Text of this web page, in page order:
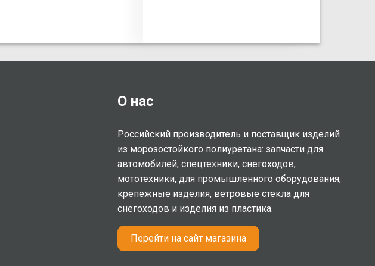
О нас
Российский производитель и поставщик изделий
из морозостойкого полиуретана: запчасти для
автомобилей, спецтехники, снегоходов,
мототехники, для промышленного оборудования,
крепежные изделия, ветровые стекла для
снегоходов и изделия из пластика.
Перейти на сайт магазина